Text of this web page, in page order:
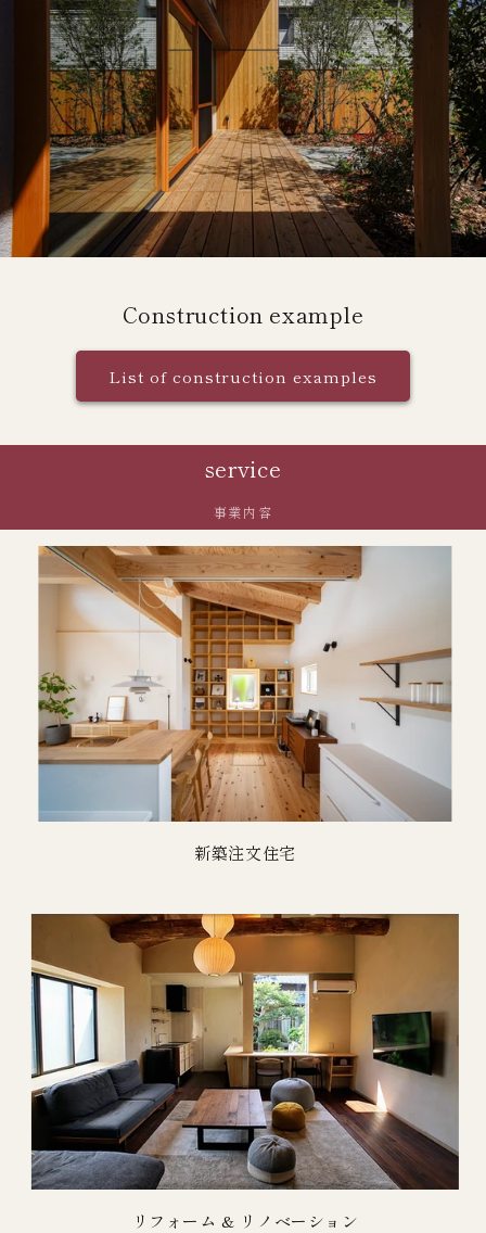
Construction example
List of construction examples
service
事業内容
新築注文住宅
リフォーム & リノベーション